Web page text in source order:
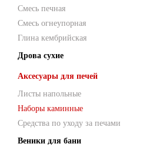
Смесь печная
Смесь огнеупорная
Глина кембрийская
Дрова сухие
Аксесуары для печей
Листы напольные
Наборы каминные
Средства по уходу за печами
Веники для бани